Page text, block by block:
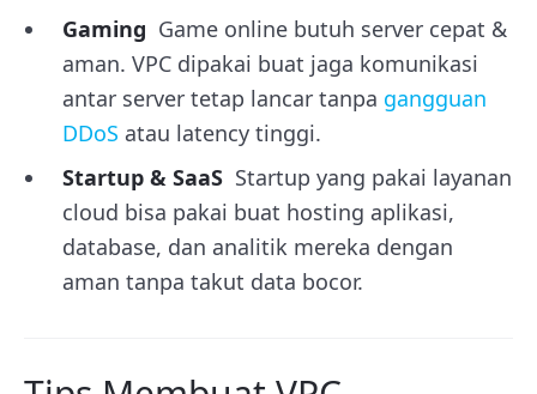
Gaming Game online butuh server cepat &
aman. VPC dipakai buat jaga komunikasi
antar server tetap lancar tanpa gangguan
DDoS atau latency tinggi.
Startup & SaaS Startup yang pakai layanan
cloud bisa pakai buat hosting aplikasi,
database, dan analitik mereka dengan
aman tanpa takut data bocor.